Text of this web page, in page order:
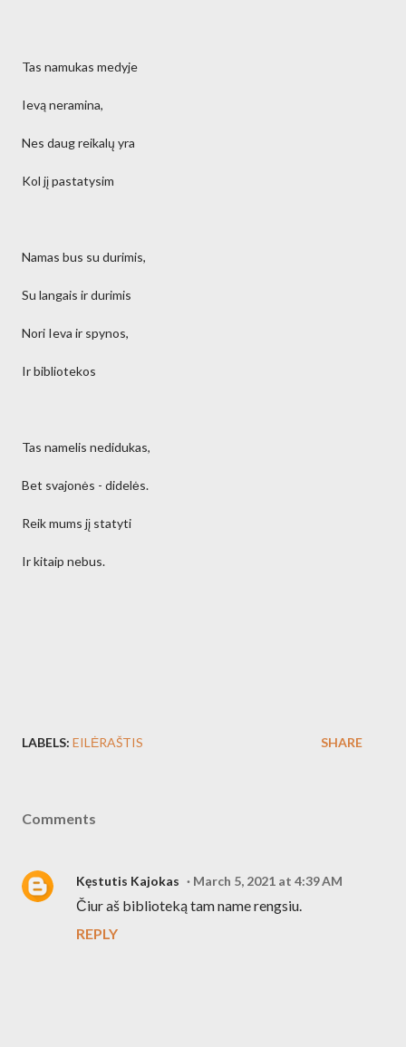
Tas namukas medyje
Ievą neramina,
Nes daug reikalų yra
Kol jį pastatysim
Namas bus su durimis,
Su langais ir durimis
Nori Ieva ir spynos,
Ir bibliotekos
Tas namelis nedidukas,
Bet svajonės - didelės.
Reik mums jį statyti
Ir kitaip nebus.
LABELS: EILĖRAŠTIS SHARE
Comments
Kęstutis Kajokas March 5, 2021 at 4:39 AM
Čiur aš biblioteką tam name rengsiu.
REPLY